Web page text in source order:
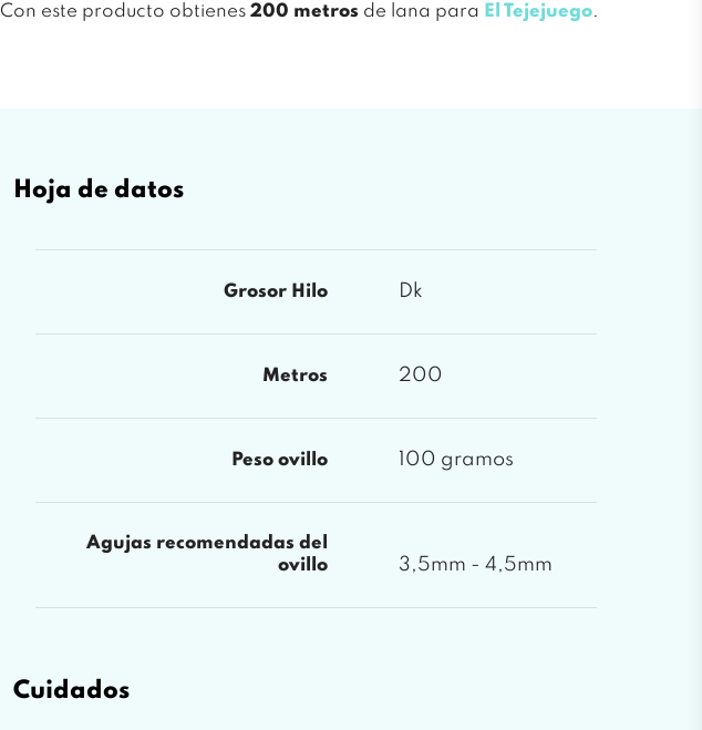
Con este producto obtienes 200 metros de lana para El Tejejuego.
Hoja de datos
Grosor Hilo Dk
Metros 200
Peso ovillo 100 gramos
Agujas recomendadas del
ovillo
3,5mm - 4,5mm
Cuidados